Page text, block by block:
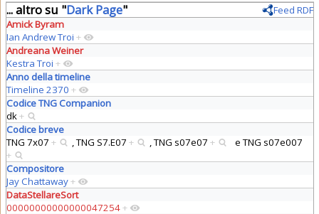
... altro su "Dark Page"
Feed RDF
Amick Byram
Ian Andrew Troi +
Andreana Weiner
Kestra Troi +
Anno della timeline
Timeline 2370 +
Codice TNG Companion
dk+
Codice breve
TNG 7x07 + ,TNG S7.E07 + ,TNG s07e07 + eTNG s07e007
+
Compositore
Jay Chattaway+
DataStellareSort
00000000000000047254+